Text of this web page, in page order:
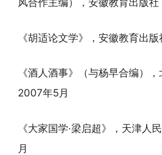
风合作主编），安徽教育出版
《胡适论文学》，安徽教育出
《酒人酒事》（与杨早合编）
2007年5月
《大家国学·梁启超》，天津人
月